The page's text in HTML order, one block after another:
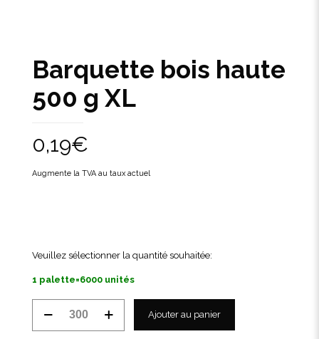
Barquette bois haute
500 g XL
0,19€
Augmente la TVA au taux actuel
Veuillez sélectionner la quantité souhaitée:
1 palette=6000 unités
Barquette
Ajouter au panier